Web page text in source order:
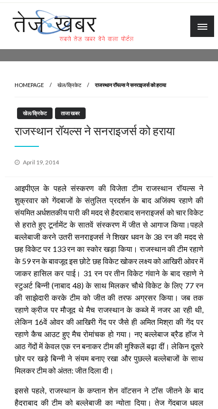
Skip
content
HOMEPAGE खेल/क्रिकेट राजस्थान रॉयल्स ने सनराइजर्स को हराया
खेल/क्रिकेट ताजा खबर
राजस्थान रॉयल्स ने सनराइजर्स को हराया
Posted
April 19, 2014
आइपीएल के पहले संस्करण की विजेता टीम राजस्थान रॉयल्स ने
शुक्रवार को गेंदबाजों के संतुलित प्रदर्शन के बाद अजिंक्य रहाणे की
संयमित अर्धशतकीय पारी की मदद से हैदराबाद सनराइजर्स को चार विकेट
से हराते हुए टूर्नामेंट के सातवें संस्करण में जीत से आगाज किया।पहले
बल्लेबाजी करने उतरी सनराइजर्स ने शिखर धवन के 38 रन की मदद से
छहविकेट पर 133 रन का स्कोर खड़ा किया। राजस्थान की टीम रहाणे
के 59 रन के बावजूद इस छोटे छह विकेट खोकर लक्ष्य को आखिरी ओवर में
जाकर हासिल कर पाई। 31 रन पर तीन विकेट गंवाने के बाद रहाणे ने
स्टुअर्ट बिन्नी (नाबाद 48) के साथ मिलकर चौथे विकेट के लिए 77 रन
की साझेदारी करके टीम को जीत की तरफ अग्रसर किया। जब तक
रहाणे क्रीज पर मौजूद थे मैच राजस्थान के कब्जे में नजर आ रही थी,
लेकिन 16वें ओवर की आखिरी गेंद पर जैसे ही अमित मिश्रा की गेंद पर
रहाणे कैच आउट हुए मैच रोमांचक हो गया। नए बल्लेबाज ब्रैड हॉज ने
आठ गेंदों में केवल एक रन बनाकर टीम की मुश्किलें बढ़ा दीं। लेकिन दूसरे
छोर पर खड़े बिन्नी ने संयम बनाए रखा और पुछल्ले बल्लेबाजों के साथ
मिलकर टीम को अंतत: जीत दिला दी।
इससे पहले, राजस्थान के कप्तान शेन वॉटसन ने टॉस जीतने के बाद
हैदराबाद की टीम को बल्लेबाजी का न्योता दिया। तेज गेंदबाज धवल